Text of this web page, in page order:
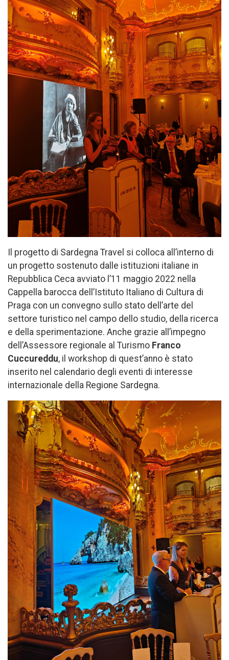
Il progetto di Sardegna Travel si colloca all’interno di
un progetto sostenuto dalle istituzioni italiane in
Repubblica Ceca avviato l’11 maggio 2022 nella
Cappella barocca dell’Istituto Italiano di Cultura di
Praga con un convegno sullo stato dell’arte del
settore turistico nel campo dello studio, della ricerca
e della sperimentazione. Anche grazie all’impegno
dell’Assessore regionale al Turismo Franco
Cuccureddu, il workshop di quest’anno è stato
inserito nel calendario degli eventi di interesse
internazionale della Regione Sardegna.